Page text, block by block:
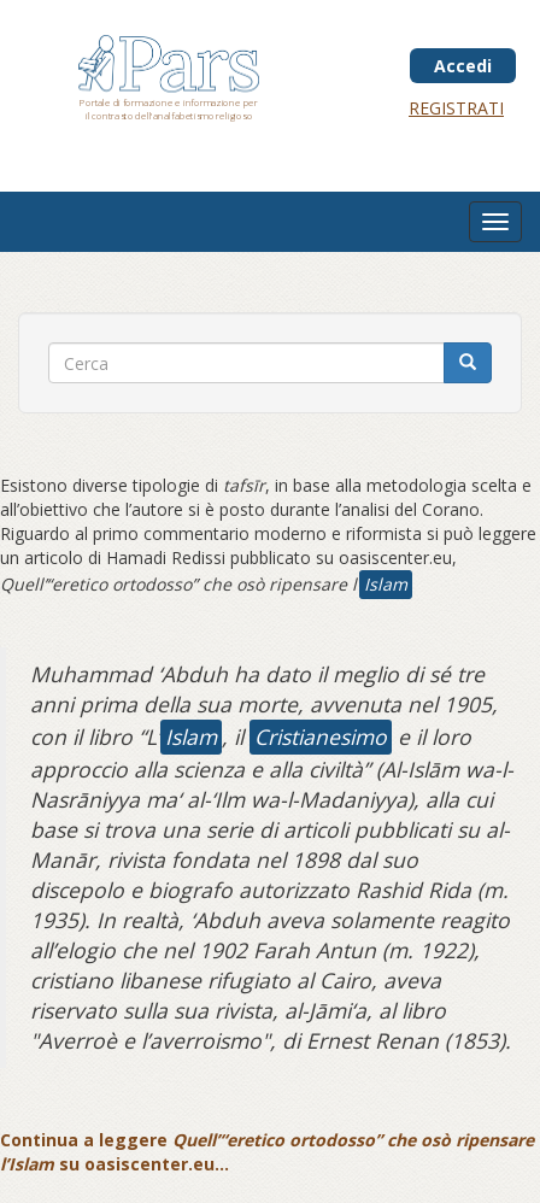
contenuto
Portale di formazione e informazione per
il contrasto dell'analfabetismo religioso
Accedi
REGISTRATI
Esistono diverse tipologie di tafsīr, in base alla metodologia scelta e
all’obiettivo che l’autore si è posto durante l’analisi del Corano.
Riguardo al primo commentario moderno e riformista si può leggere
un articolo di Hamadi Redissi pubblicato su oasiscenter.eu,
Quell’“eretico ortodosso” che osò ripensare l’ Islam
Muhammad ‘Abduh ha dato il meglio di sé tre
anni prima della sua morte, avvenuta nel 1905,
con il libro “L’ Islam , il Cristianesimo e il loro
approccio alla scienza e alla civiltà” (Al-Islām wa-l-
Nasrāniyya ma‘ al-‘Ilm wa-l-Madaniyya), alla cui
base si trova una serie di articoli pubblicati su al-
Manār, rivista fondata nel 1898 dal suo
discepolo e biografo autorizzato Rashid Rida (m.
1935). In realtà, ‘Abduh aveva solamente reagito
all’elogio che nel 1902 Farah Antun (m. 1922),
cristiano libanese rifugiato al Cairo, aveva
riservato sulla sua rivista, al-Jāmi‘a, al libro
"Averroè e l’averroismo", di Ernest Renan (1853).
Continua a leggere Quell’“eretico ortodosso” che osò ripensare
l’Islam su oasiscenter.eu...